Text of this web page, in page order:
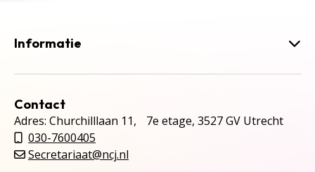
Informatie
Contact
Adres: Churchilllaan 11, 7e etage, 3527 GV Utrecht
030-7600405
Secretariaat@ncj.nl